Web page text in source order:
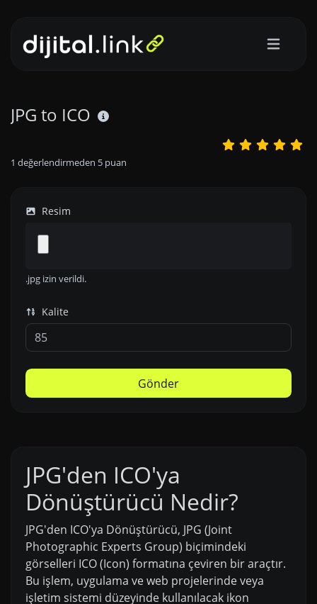
JPG to ICO
1 değerlendirmeden 5 puan
Resim
.jpg izin verildi.
Kalite
Gönder
JPG'den ICO'ya
Dönüştürücü Nedir?
JPG'den ICO'ya Dönüştürücü, JPG (Joint
Photographic Experts Group) biçimindeki
görselleri ICO (Icon) formatına çeviren bir araçtır.
Bu işlem, uygulama ve web projelerinde veya
işletim sistemi düzeyinde kullanılacak ikon